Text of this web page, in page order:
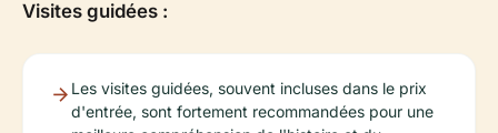
Visites guidées :
Les visites guidées, souvent incluses dans le prix
d'entrée, sont fortement recommandées pour une